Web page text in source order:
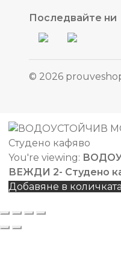
Последвайте ни
© 2026
You're viewing:
ВЕЖДИ 2- Студено
Добавяне в количката